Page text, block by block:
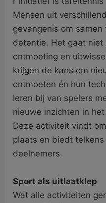
Mensen uit
gevangenis om
detentie. Het gaat niet
ontmoeting en
krijgen de kans om
ontmoeten én hun
leren bij van spelers
nieuwe inzichten in het
Deze activiteit vindt
plaats en biedt
deelnemers.
Sport als uitlaatklep
Wat alle activiteiten